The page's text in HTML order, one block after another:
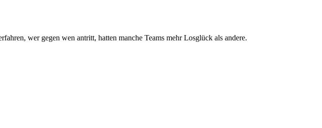
wer gegen wen antritt, hatten manche Teams mehr Losglück als andere.